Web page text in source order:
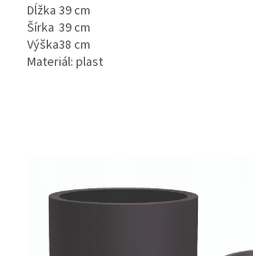
Dĺžka 39 cm
Šírka 39 cm
Výška38 cm
Materiál: plast